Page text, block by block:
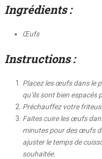
Ingrédients :
Œufs
Instructions :
Placez les œufs dans le
qu’ils sont bien
Préchauffez votre
Faites cuire les œufs
minutes pour des œufs
ajuster le temps de
souhaitée.